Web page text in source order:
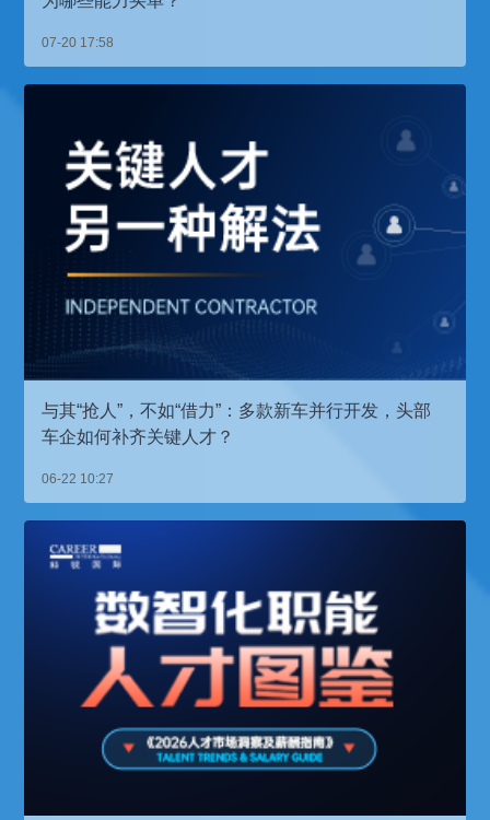
07-20 17:58
与其“抢人”，不如“借力”：多款新车并行开发，头部
车企如何补齐关键人才？
06-22 10:27